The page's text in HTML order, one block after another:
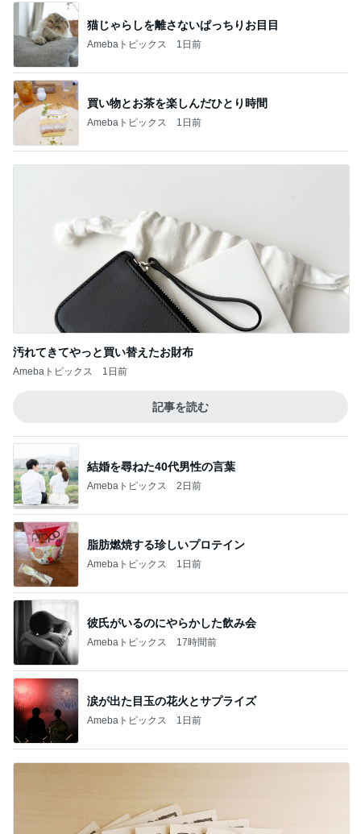
猫じゃらしを離さないぱっちりお目目
Amebaトピックス 1日前
買い物とお茶を楽しんだひとり時間
Amebaトピックス 1日前
汚れてきてやっと買い替えたお財布
Amebaトピックス 1日前
記事を読む
結婚を尋ねた40代男性の言葉
Amebaトピックス 2日前
脂肪燃焼する珍しいプロテイン
Amebaトピックス 1日前
彼氏がいるのにやらかした飲み会
Amebaトピックス 17時間前
涙が出た目玉の花火とサプライズ
Amebaトピックス 1日前